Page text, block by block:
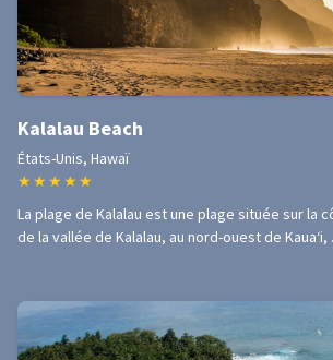
Kalalau Beach
États-Unis, Hawaï
★ ★ ★ ★ ★
La plage de Kalalau est une plage située sur la
de la vallée de Kalalau, au nord-ouest de Kauaʻi,